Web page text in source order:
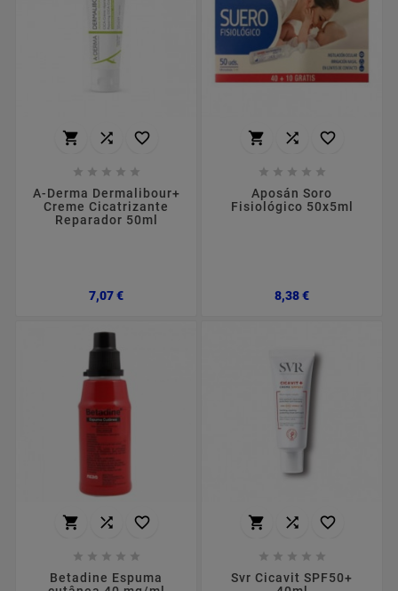
  
    
A-Derma Dermalibour+
Creme Cicatrizante
Reparador 50ml
7,07 €Preço
  
    
Aposán Soro
Fisiológico 50x5ml
8,38 €Preço
  
    
Betadine Espuma
  
    
Svr Cicavit SPF50+